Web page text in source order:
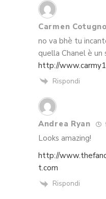
Carmen Cotugno
no va bhè tu
quella Chanel è un
http://
Rispondi
Andrea Ryan
Looks amazing!
http://
t.com
Rispondi